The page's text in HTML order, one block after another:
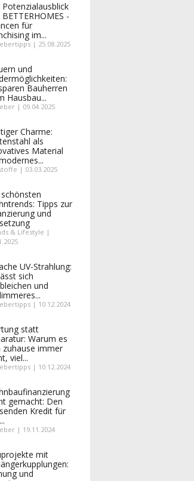
Potenzialausblick
-
für
im...
| 25.08.2025
und
Bauherren
Hausbau...
| 09.04.2025
Charme:
als
Material
| 03.03.2025
Tipps zur
und
& Lifestyle |
UV-Strahlung:
sich
und
| 10.12.2024
statt
Warum es
zuhause immer
viel...
| 10.12.2024
gemacht: Den
Kredit für
| 19.11.2024
mit
und